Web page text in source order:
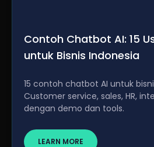
Contoh Chatbot AI: 15
untuk Bisnis Indonesia
15 contoh chatbot AI untuk
Customer service, sales, HR,
dengan demo dan tools.
LEARN MORE